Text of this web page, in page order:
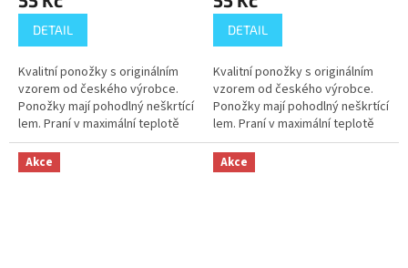
DETAIL
Kvalitní ponožky s originálním
vzorem od českého výrobce.
Ponožky mají pohodlný neškrtící
lem. Praní v maximální teplotě
40°C.
DETAIL
Kvalitní ponožky s originálním
vzorem od českého výrobce.
Ponožky mají pohodlný neškrtící
lem. Praní v maximální teplotě
40°C.
Akce Akce